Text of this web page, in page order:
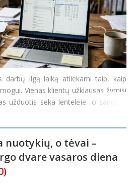
darbų ilgą laiką atliekami taip, kaip
Vienas klientų užklausas žymisi
užduotis seka lentelėje, o sandėlio
kolegos. Kol užsakymų
gali atrodyti pak
nuotykių, o tėvai –
dvare vasaros diena